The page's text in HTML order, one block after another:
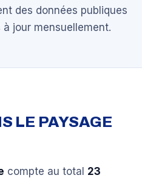
des données publiques
jour mensuellement.
LE PAYSAGE
compte au total 23